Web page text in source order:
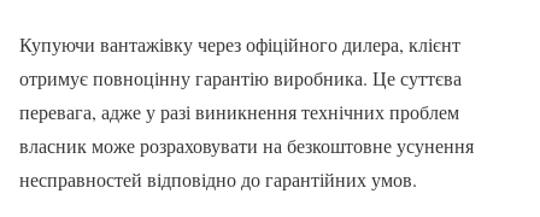
Купуючи вантажівку через офіційного дилера, клієнт
отримує повноцінну гарантію виробника. Це суттєва
перевага, адже у разі виникнення технічних проблем
власник може розраховувати на безкоштовне усунення
несправностей відповідно до гарантійних умов.